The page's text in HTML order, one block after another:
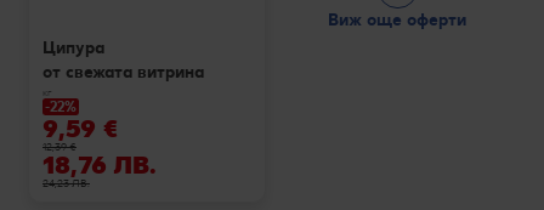
Ципура
от свежата витрина
кг
-22%
9,59 €
12,39 €
18,76 ЛВ.
24,23 ЛВ.
Виж още оферти